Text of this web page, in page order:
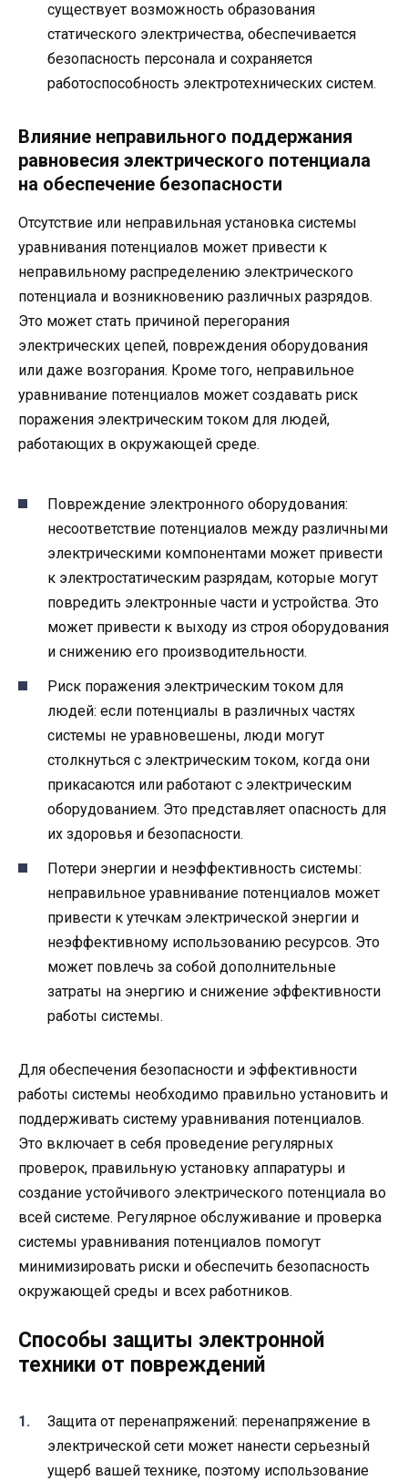
существует возможность образования
статического электричества, обеспечивается
безопасность персонала и сохраняется
работоспособность электротехнических систем.
Влияние неправильного поддержания
равновесия электрического потенциала
на обеспечение безопасности
Отсутствие или неправильная установка системы
уравнивания потенциалов может привести к
неправильному распределению электрического
потенциала и возникновению различных разрядов.
Это может стать причиной перегорания
электрических цепей, повреждения оборудования
или даже возгорания. Кроме того, неправильное
уравнивание потенциалов может создавать риск
поражения электрическим током для людей,
работающих в окружающей среде.
Повреждение электронного оборудования:
несоответствие потенциалов между различными
электрическими компонентами может привести
к электростатическим разрядам, которые могут
повредить электронные части и устройства. Это
может привести к выходу из строя оборудования
и снижению его производительности.
Риск поражения электрическим током для
людей: если потенциалы в различных частях
системы не уравновешены, люди могут
столкнуться с электрическим током, когда они
прикасаются или работают с электрическим
оборудованием. Это представляет опасность для
их здоровья и безопасности.
Потери энергии и неэффективность системы:
неправильное уравнивание потенциалов может
привести к утечкам электрической энергии и
неэффективному использованию ресурсов. Это
может повлечь за собой дополнительные
затраты на энергию и снижение эффективности
работы системы.
Для обеспечения безопасности и эффективности
работы системы необходимо правильно установить и
поддерживать систему уравнивания потенциалов.
Это включает в себя проведение регулярных
проверок, правильную установку аппаратуры и
создание устойчивого электрического потенциала во
всей системе. Регулярное обслуживание и проверка
системы уравнивания потенциалов помогут
минимизировать риски и обеспечить безопасность
окружающей среды и всех работников.
Способы защиты электронной
техники от повреждений
Защита от перенапряжений: перенапряжение в
электрической сети может нанести серьезный
ущерб вашей технике, поэтому использование